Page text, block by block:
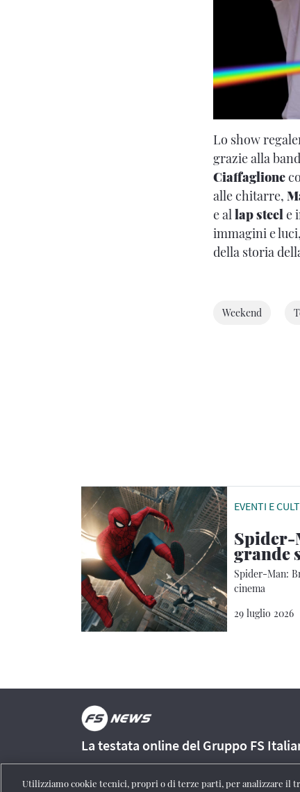
Lo show
grazie alla band
Ciaffaglione
alle chitarre,
e allap steele
immagini e
della storia
Weekend
EVENTI E
Spider-
grande
Spider-Man:
cinema
29 luglio 2026
La testata online del Gruppo FS
Utilizziamo cookie tecnici, propri o di terze parti, per analizzare il